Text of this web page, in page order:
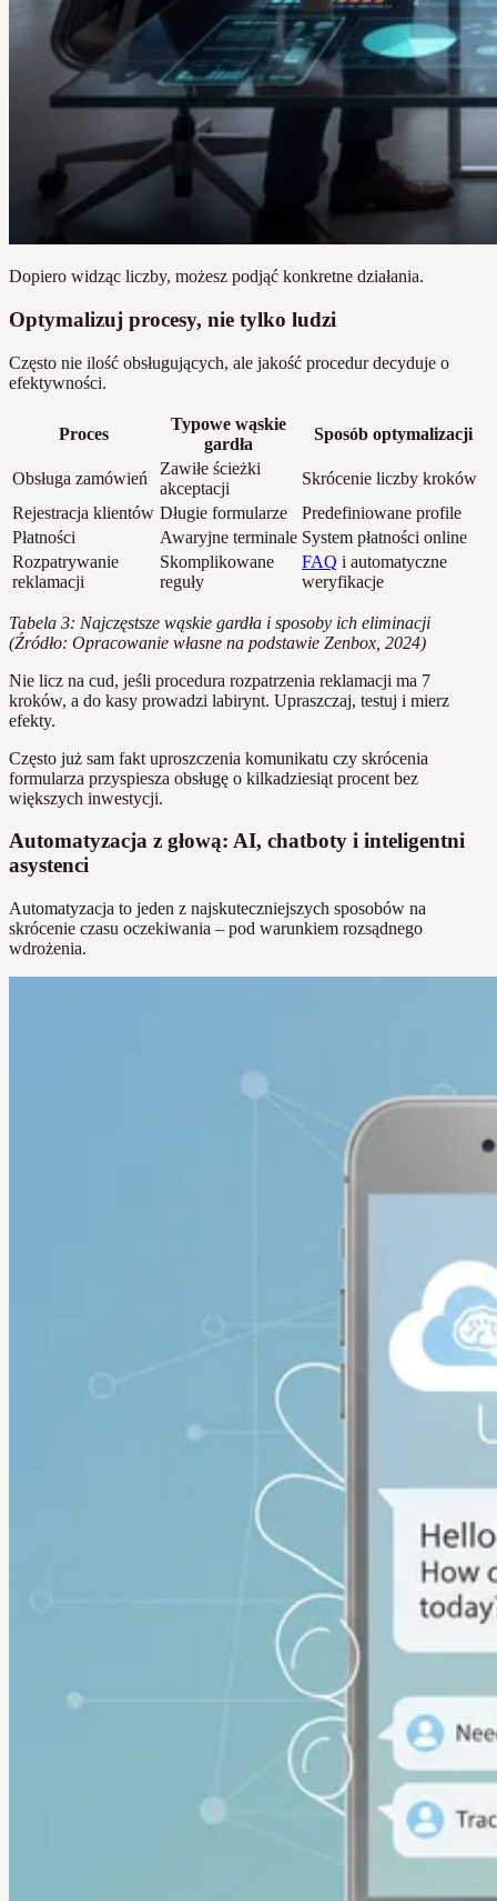
Dopiero widząc liczby, możesz podjąć konkretne działania.
Optymalizuj procesy, nie tylko ludzi
Często nie ilość obsługujących, ale jakość procedur decyduje o
efektywności.
Proces
Typowe wąskie
gardła
Sposób optymalizacji
Obsługa zamówień
Zawiłe ścieżki
akceptacji
Skrócenie liczby kroków
Rejestracja klientów Długie formularze
Predefiniowane profile
Płatności
Awaryjne terminale System płatności online
Rozpatrywanie
reklamacji
Skomplikowane
reguły
FAQ i automatyczne
weryfikacje
Tabela 3: Najczęstsze wąskie gardła i sposoby ich eliminacji
(Źródło: Opracowanie własne na podstawie Zenbox, 2024)
Nie licz na cud, jeśli procedura rozpatrzenia reklamacji ma 7
kroków, a do kasy prowadzi labirynt. Upraszczaj, testuj i mierz
efekty.
Często już sam fakt uproszczenia komunikatu czy skrócenia
formularza przyspiesza obsługę o kilkadziesiąt procent bez
większych inwestycji.
Automatyzacja z głową: AI, chatboty i inteligentni
asystenci
Automatyzacja to jeden z najskuteczniejszych sposobów na
skrócenie czasu oczekiwania – pod warunkiem rozsądnego
wdrożenia.